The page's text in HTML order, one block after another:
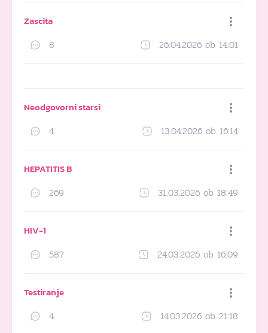
Zascita
8 26.04.2026 ob 14:01
Neodgovorni starsi
4 13.04.2026 ob 16:14
HEPATITIS B
269 31.03.2026 ob 18:49
HIV-1
587 24.03.2026 ob 16:09
Testiranje
4 14.03.2026 ob 21:18